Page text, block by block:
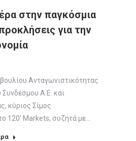
στην παγκόσμια
για την
Ανταγωνιστικότητας
Συνδέσμου Α.Ε. και
κύριος Σίμος
120′ Μarkets, συζητά με…